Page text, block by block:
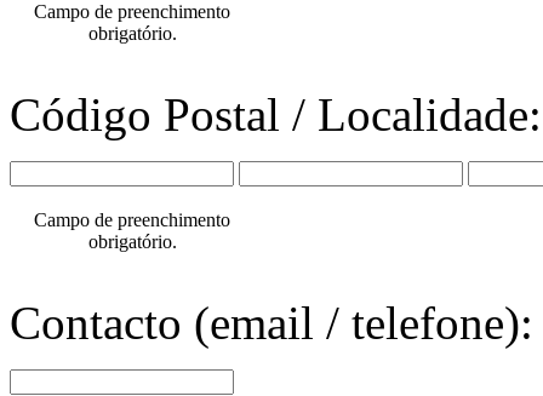
Campo de preenchimento
obrigatório.
Código Postal /
Campo de preenchimento
obrigatório.
Contacto (email /